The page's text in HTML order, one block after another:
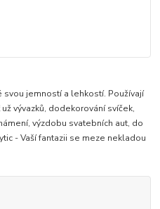
jemností a lehkostí. Používají
vývazků, dodekorování svíček,
výzdobu svatebních aut, do
- Vaší fantazii se meze nekladou